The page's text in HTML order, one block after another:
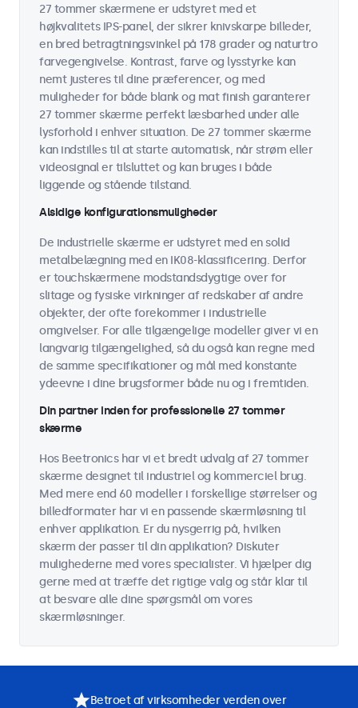
27 tommer skærmene er udstyret med et
højkvalitets IPS-panel, der sikrer knivskarpe billeder,
en bred betragtningsvinkel på 178 grader og naturtro
farvegengivelse. Kontrast, farve og lysstyrke kan
nemt justeres til dine præferencer, og med
muligheder for både blank og mat finish garanterer
27 tommer skærme perfekt læsbarhed under alle
lysforhold i enhver situation. De 27 tommer skærme
kan indstilles til at starte automatisk, når strøm eller
videosignal er tilsluttet og kan bruges i både
liggende og stående tilstand.
Alsidige konfigurationsmuligheder
De industrielle skærme er udstyret med en solid
metalbelægning med en IK08-klassificering. Derfor
er touchskærmene modstandsdygtige over for
slitage og fysiske virkninger af redskaber af andre
objekter, der ofte forekommer i industrielle
omgivelser. For alle tilgængelige modeller giver vi en
langvarig tilgængelighed, så du også kan regne med
de samme specifikationer og mål med konstante
ydeevne i dine brugsformer både nu og i fremtiden.
Din partner inden for professionelle 27 tommer
skærme
Hos Beetronics har vi et bredt udvalg af 27 tommer
skærme designet til industriel og kommerciel brug.
Med mere end 60 modeller i forskellige størrelser og
billedformater har vi en passende skærmløsning til
enhver applikation. Er du nysgerrig på, hvilken
skærm der passer til din applikation? Diskuter
mulighederne med vores specialister. Vi hjælper dig
gerne med at træffe det rigtige valg og står klar til
at besvare alle dine spørgsmål om vores
skærmløsninger.
Betroet af virksomheder verden over